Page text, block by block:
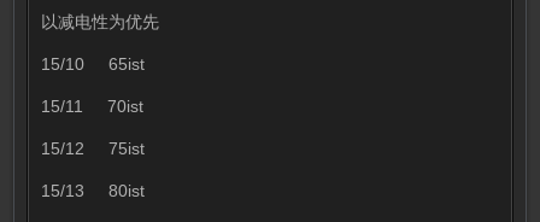
以减电性为优先
15/10 65ist
15/11 70ist
15/12 75ist
15/13 80ist